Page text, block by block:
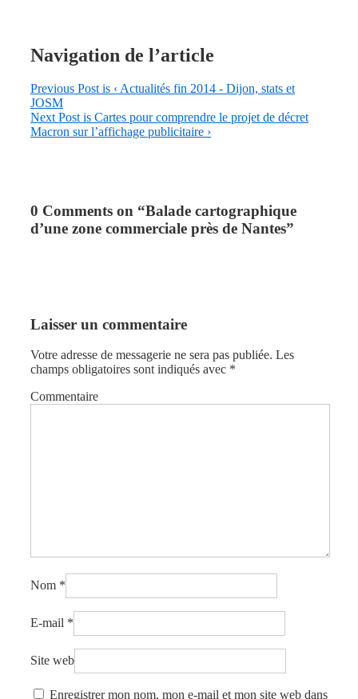
Navigation de l’article
Previous Post is ‹ Actualités fin 2014 - Dijon, stats et
JOSM
Next Post is Cartes pour comprendre le projet de décret
Macron sur l’affichage publicitaire ›
0 Comments on “Balade cartographique
d’une zone commerciale près de Nantes”
Laisser un commentaire
Votre adresse de messagerie ne sera pas publiée. Les
champs obligatoires sont indiqués avec *
Commentaire
Nom *
E-mail *
Site web
Enregistrer mon nom, mon e-mail et mon site web dans